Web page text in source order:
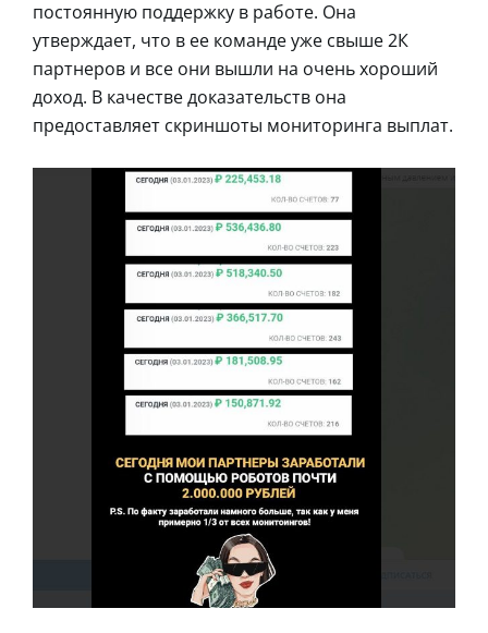
постоянную поддержку в работе. Она
утверждает, что в ее команде уже свыше 2К
партнеров и все они вышли на очень хороший
доход. В качестве доказательств она
предоставляет скриншоты мониторинга выплат.